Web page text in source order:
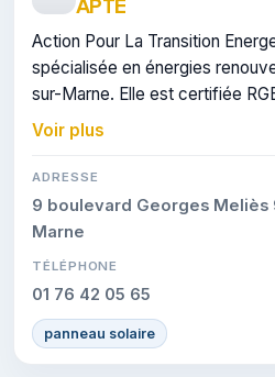
Action Pour La Transition
spécialisée en énergies
sur-Marne. Elle est certifiée
sur les interventions réalisées.
Voir plus
ADRESSE
9 boulevard Georges Meliès
Marne
TÉLÉPHONE
01 76 42 05 65
panneau solaire